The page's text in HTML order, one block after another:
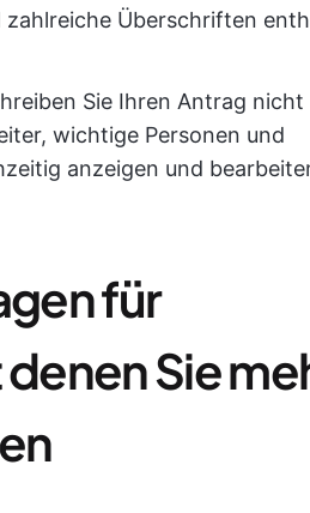
Überschriften
Sie Ihren Antrag nicht
wichtige Personen und
anzeigen und
für
Sie